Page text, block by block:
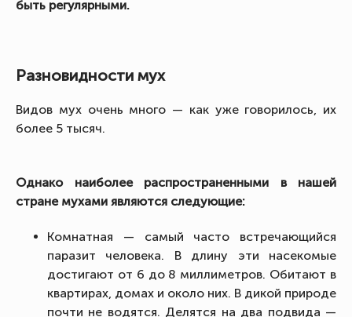
быть регулярными.
Разновидности мух
Видов мух очень много — как уже говорилось, их
более 5 тысяч.
Однако наиболее распространенными в нашей
стране мухами являются следующие:
Комнатная — самый часто встречающийся
паразит человека. В длину эти насекомые
достигают от 6 до 8 миллиметров. Обитают в
квартирах, домах и около них. В дикой природе
почти не водятся. Делятся на два подвида —